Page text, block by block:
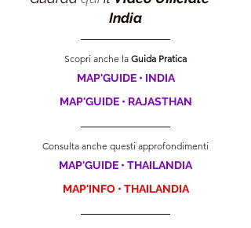
India
Scopri anche la Guida Pratica
MAP'GUIDE • INDIA
MAP'GUIDE • RAJASTHAN
Consulta anche questi approfondimenti
MAP'GUIDE • THAILANDIA
MAP'INFO • THAILANDIA